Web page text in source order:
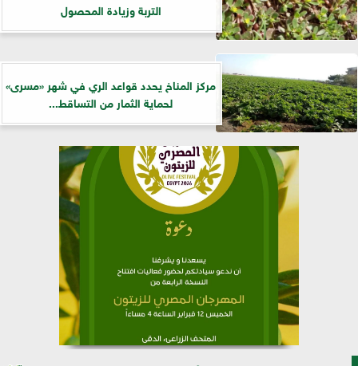
التربة وزيادة المحصول
مركز المناخ يحدد قواعد الري في شهر «مسرى»
لحماية الثمار من التساقط...